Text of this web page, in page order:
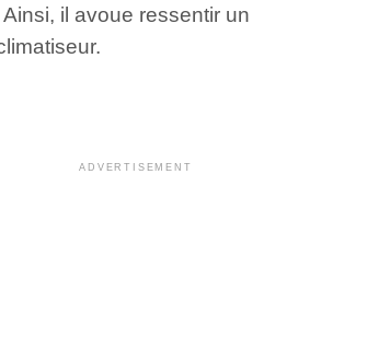
il avoue ressentir un
ADVERTISEMENT